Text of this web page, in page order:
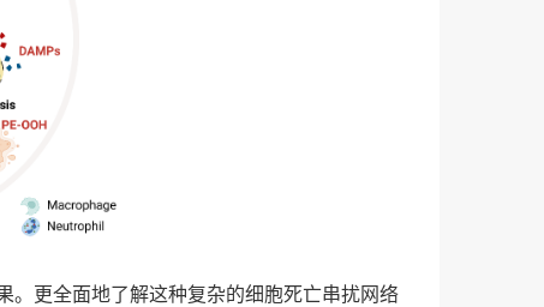
。更全面地了解这种复杂的细胞死亡串扰网络